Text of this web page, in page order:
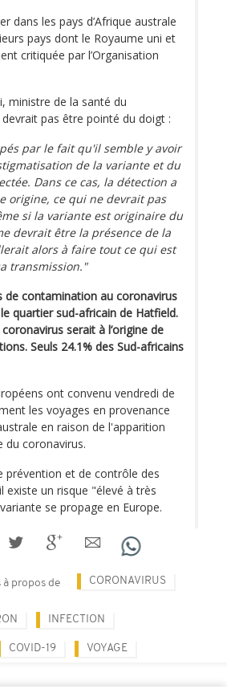
dans les pays d’Afrique australe
pays dont le Royaume uni et
critiquée par l’Organisation
ministre de la santé du
pas être pointé du doigt :
par le fait qu'il semble y avoir
de la variante et du
Dans ce cas, la détection a
origine, ce qui ne devrait pas
si la variante est originaire du
devrait être la présence de la
alors à faire tout ce qui est
transmission."
de contamination au coronavirus
quartier sud-africain de Hatfield.
serait à l’origine de
Seuls 24.1% des Sud-africains
ont convenu vendredi de
les voyages en provenance
en raison de l'apparition
du coronavirus.
prévention et de contrôle des
existe un risque "élevé à très
se propage en Europe.
propos de CORONAVIRUS
INFECTION
COVID-19 VOYAGE